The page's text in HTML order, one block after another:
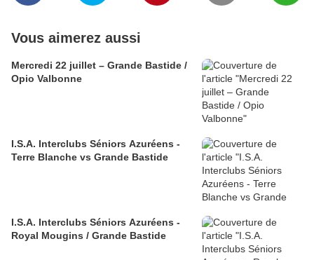
Vous aimerez aussi
Mercredi 22 juillet – Grande Bastide /
Opio Valbonne
I.S.A. Interclubs Séniors Azuréens -
Terre Blanche vs Grande Bastide
I.S.A. Interclubs Séniors Azuréens -
Royal Mougins / Grande Bastide